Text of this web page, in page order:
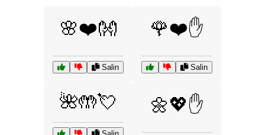
baru dalam mengekspresikan
Cara Membuat Love
Tangan dengan emoji.
🌸❤️👐
Salin
🌹❤️✋
Salin
🌺🤲💘 🌼💖✋